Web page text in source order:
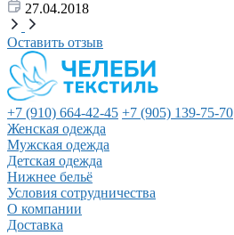
27.04.2018
Оставить отзыв
+7 (910) 664-42-45 +7 (905) 139-75-70
Женская одежда
Мужская одежда
Детская одежда
Нижнее бельё
Условия сотрудничества
О компании
Доставка